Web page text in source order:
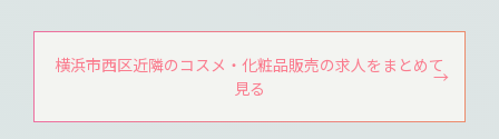
横浜市西区近隣のコスメ・化粧品販売の求人をまとめて
見る